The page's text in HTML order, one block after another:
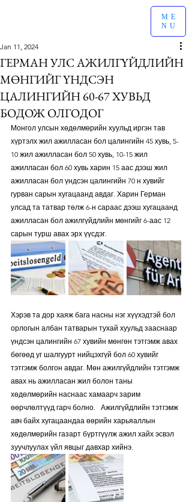
ME
NU
ГЕРМАН УЛС АЖИЛГҮЙДЛИЙН
МӨНГИЙГ ҮНДСЭН
ЦАЛИНГИЙН 60-67 ХУВЬД
БОДОЖ ОЛГОДОГ
Jan 11, 2024
Монгол улсын хөдөлмөрийн хуульд иргэн тав
хүртэлх жил ажилласан бол цалингийн 45 хувь, 5-
10 жил ажилласан бол 50 хувь, 10-15 жил
ажилласан бол 60 хувь харин 15 аас дээш жил
ажилласан бол үндсэн цалингийн 70 н хувийг
гурван сарын хугацаанд авдаг. Харин Герман
улсад та татвар төлж 6-н сараас дээш хугацаанд
ажилласан бол ажилгүйдлийн мөнгийг 6-аас 12
сарын турш авах эрх үүсдэг.
Хэрэв та дор хаяж бага насны нэг хүүхэдтэй бол
орлогын албан татварын тухай хуульд зааснаар
үндсэн цалингийн 67 хувийн мөнгөн тэтгэмж авах
бөгөөд уг шалгуурт нийцэхгүй бол 60 хувийг
тэтгэмж болгон авдаг. Мөн ажилгүйдлийн тэтгэмж
авах нь ажилласан жил болон таны
хөдөлмөрийн наснаас хамаарч зарим
өөрчлөлтүүд гарч болно.   Ажилгүйдлийн тэтгэмж
авч байх хугацаандаа өөрийн харьяаллын
хөдөлмөрийн газарт бүртгүүлж ажил хайх эсвэл
зуучлуулах үйл явцыг давхар хийнэ.